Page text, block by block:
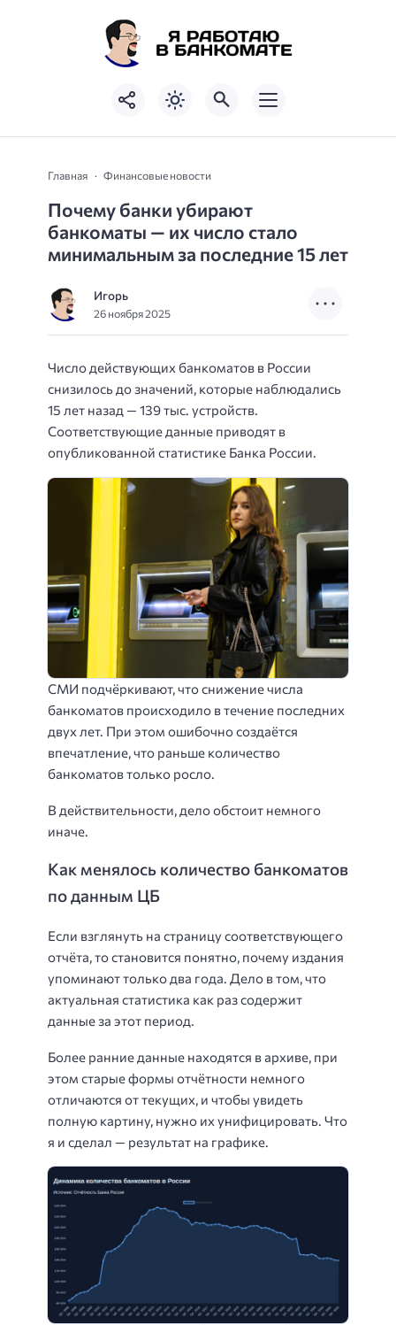
Главная Финансовые новости
Почему банки убирают
банкоматы — их число стало
минимальным за последние 15 лет
Игорь
26 ноября 2025
Число действующих банкоматов в России
снизилось до значений, которые наблюдались
15 лет назад — 139 тыс. устройств.
Соответствующие данные приводят в
опубликованной статистике Банка России.
СМИ подчёркивают, что снижение числа
банкоматов происходило в течение последних
двух лет. При этом ошибочно создаётся
впечатление, что раньше количество
банкоматов только росло.
В действительности, дело обстоит немного
иначе.
Как менялось количество банкоматов
по данным ЦБ
Если взглянуть на страницу соответствующего
отчёта, то становится понятно, почему издания
упоминают только два года. Дело в том, что
актуальная статистика как раз содержит
данные за этот период.
Более ранние данные находятся в архиве, при
этом старые формы отчётности немного
отличаются от текущих, и чтобы увидеть
полную картину, нужно их унифицировать. Что
я и сделал — результат на графике.